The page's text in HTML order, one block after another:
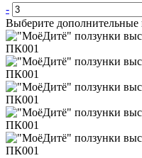
-
Выберите дополнительные